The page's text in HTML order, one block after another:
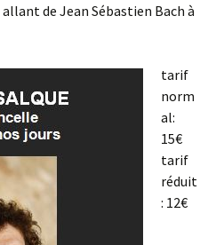
de Jean Sébastien Bach à
tarif
norm
al:
15€
tarif
réduit
: 12€